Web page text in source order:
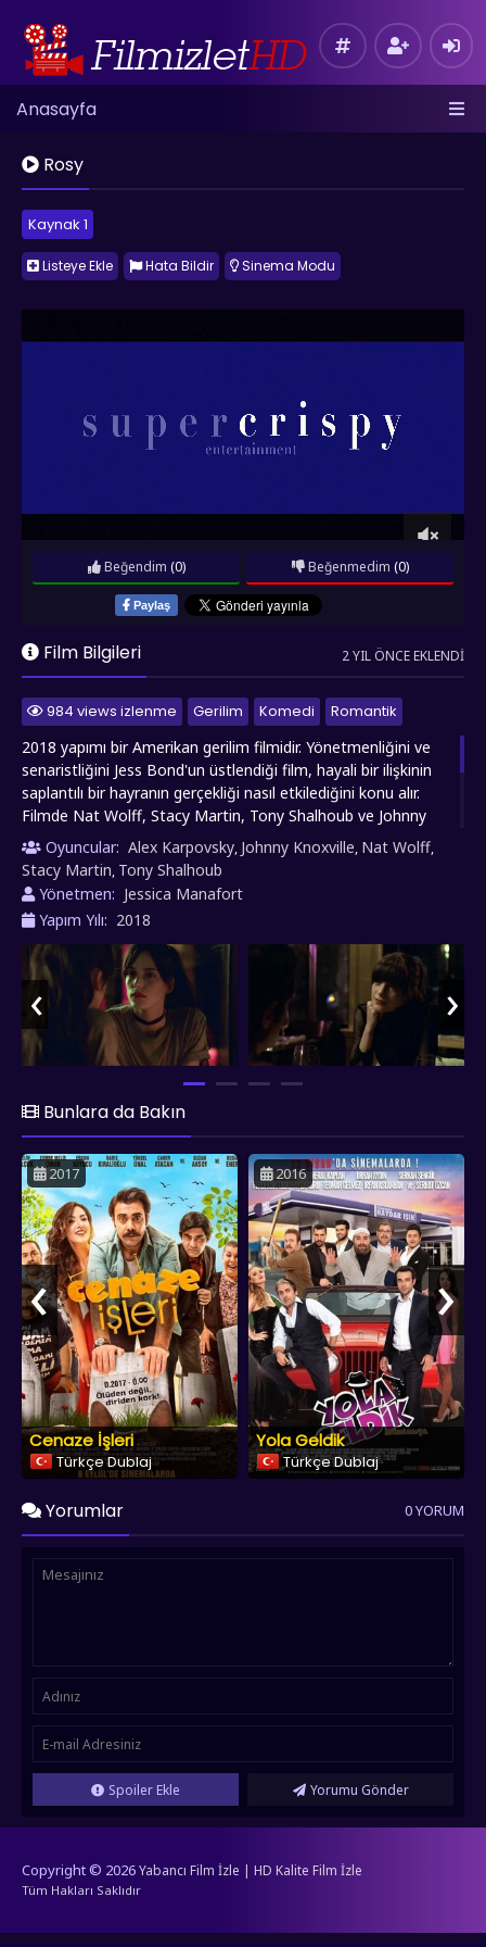
Anasayfa
Rosy
Kaynak 1
Listeye Ekle Hata Bildir Sinema Modu
Paylaş
Beğendim (0) Beğenmedim (0)
Film Bilgileri 2 YIL ÖNCE EKLENDI
984 views izlenme Gerilim Komedi
Romantik
2018 yapımı bir Amerikan gerilim filmidir. Yönetmenliğini ve
senaristliğini Jess Bond'un üstlendiği film, hayali bir ilişkinin
saplantılı bir hayranın gerçekliği nasıl etkilediğini konu alır.
Filmde Nat Wolff, Stacy Martin, Tony Shalhoub ve Johnny
Knoxville gibi oyuncular yer almaktadır. Wolff, bir film
yönetmeni olan Doug'un hayatını canlandırır. Doug, kendisine
saplantılı bir şekilde aşık olan ve onun hayatını izlemek için
her şeyi göze alan genç bir kadın olan Rosy ile karşılaşır.
Ancak, Rosy'nin gerçek niyetleri ve zihinsel dengesi hakkında
şüpheler artar ve işler çıkmaza doğru sürüklenmeye başlar.
Oyuncular: Alex Karpovsky, Johnny Knoxville, Nat Wolff,
Stacy Martin, Tony Shalhoub
Yönetmen: Jessica Manafort
Yapım Yılı: 2018
‹ ›
Bunlara da Bakın
2017
Cenaze İşleri
Türkçe Dublaj
2016
Yola Geldik
Türkçe Dublaj
‹ ›
Yorumlar 0 YORUM
Spoiler Ekle Yorumu Gönder
Copyright © 2026Yabancı Film İzle | HD Kalite Film İzle
Tüm Hakları Saklıdır